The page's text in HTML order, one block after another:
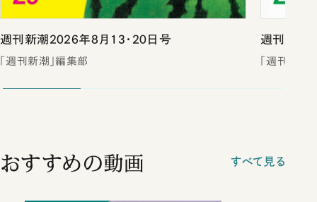
週刊新潮2026年8月13・20日号
「週刊新潮」編集部
週刊新潮
「週刊新潮
おすすめの動画 すべて見る